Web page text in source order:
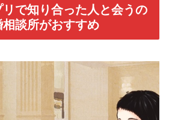
で知り合った人と会うの
談所がおすすめ